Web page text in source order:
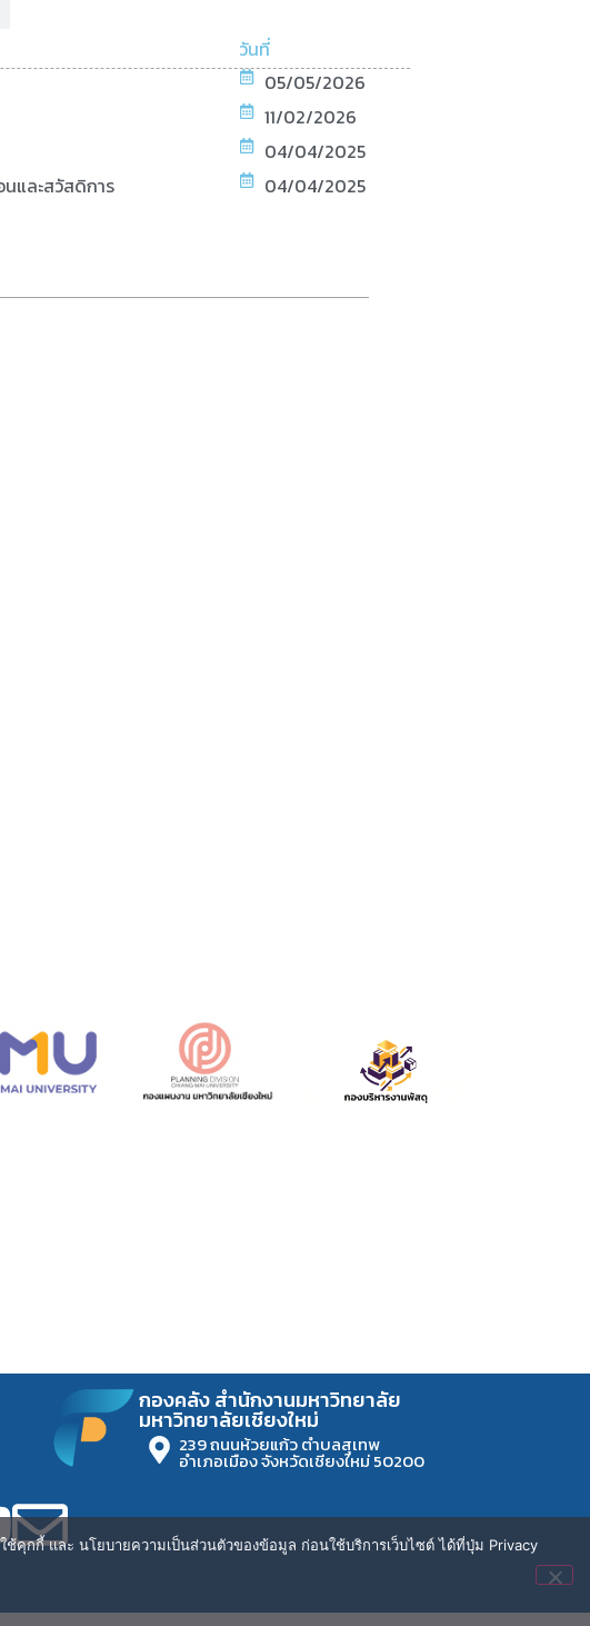
วันที่
05/05/2026
11/02/2026
04/04/2025
นและสวัสดิการ 04/04/2025
กองคลัง สำนักงานมหาวิทยาลัย
มหาวิทยาลัยเชียงใหม่
239 ถนนห้วยแก้ว ตำบลสุเทพ
อำเภอเมือง จังหวัดเชียงใหม่ 50200
คุกกี้ และ นโยบายความเป็นส่วนตัวของข้อมูล ก่อนใช้บริการเว็บไซต์ ได้ที่ปุ่ม Privacy